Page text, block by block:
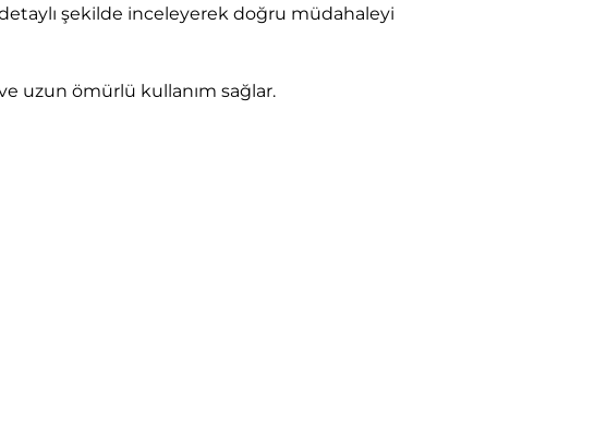
şekilde inceleyerek doğru müdahaleyi
uzun ömürlü kullanım sağlar.